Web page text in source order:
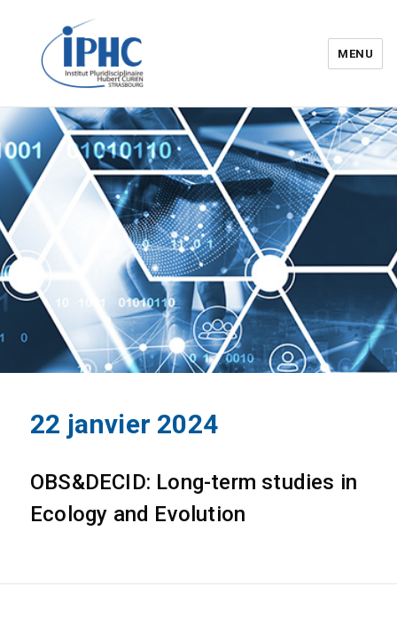
Institut pluridisciplinaire Hubert
Curien – IPHC
MENU
22 janvier 2024
OBS&DECID: Long-term studies in
Ecology and Evolution